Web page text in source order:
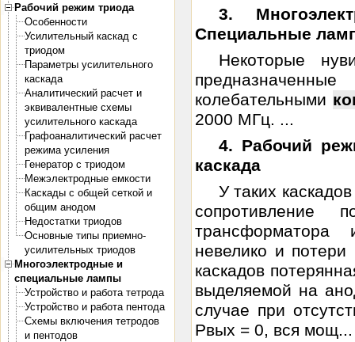
Рабочий режим триода
Особенности
Усилительный каскад с
триодом
Параметры усилительного
каскада
Аналитический расчет и
эквивалентные схемы
усилительного каскада
Графоаналитический расчет
режима усиления
Генератор с триодом
Межэлектродные емкости
Каскады с общей сеткой и
общим анодом
Недостатки триодов
Основные типы приемно-
усилительных триодов
Многоэлектродные и
специальные лампы
Устройство и работа тетрода
Устройство и работа пентода
Схемы включения тетродов
и пентодов
3.
Специальные
Некоторые
колебательными
2000 МГц. ...
4. Рабочий
каскада
У таких
сопротивление
невелико и
каскадов
выделяемой на
случае при
Рвых = 0, вся мощ...